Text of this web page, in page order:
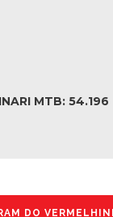
MTB: 54.196
DO